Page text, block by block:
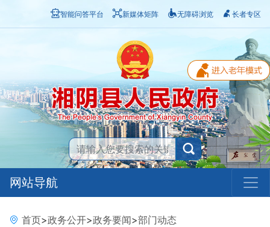
智能问答平台 新媒体矩阵 无障碍浏览 长者专区
网站导航
首页>政务公开>政务要闻>部门动态